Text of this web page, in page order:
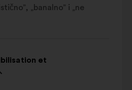
„banalno” i „ne
et